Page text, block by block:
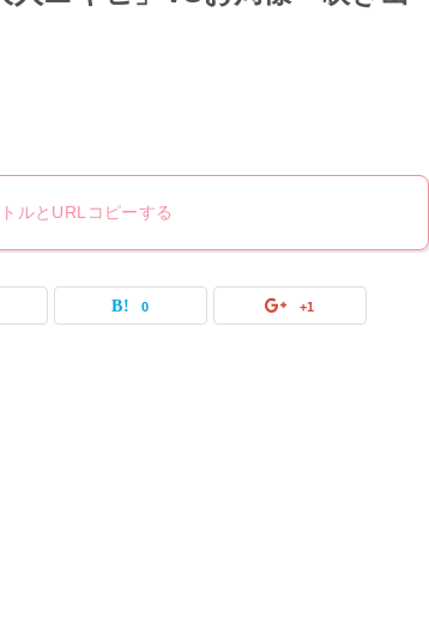
ルとURLコピーする
0 +1